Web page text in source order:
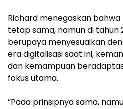
‎Richard menegaskan
tetap sama, namun di tahun
berupaya menyesuaikan
era digitalisasi saat ini,
dan kemampuan
fokus utama.
‎”Pada prinsipnya sama,